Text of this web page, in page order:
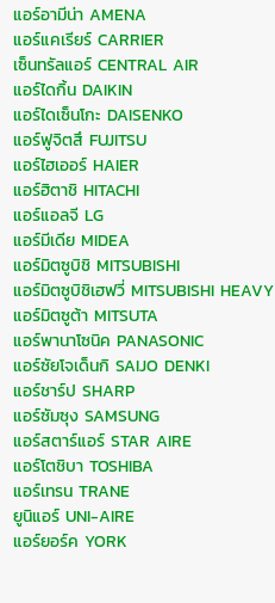
แอร์อามีน่า AMENA
แอร์แคเรียร์ CARRIER
เซ็นทรัลแอร์ CENTRAL AIR
แอร์ไดกิ้น DAIKIN
แอร์ไดเซ็นโกะ DAISENKO
แอร์ฟูจิตสึ FUJITSU
แอร์ไฮเออร์ HAIER
แอร์ฮิตาชิ HITACHI
แอร์แอลจี LG
แอร์มีเดีย MIDEA
แอร์มิตซูบิชิ MITSUBISHI
แอร์มิตซูบิชิเฮฟวี่ MITSUBISHI HEAVY
แอร์มิตซูต้า MITSUTA
แอร์พานาโซนิค PANASONIC
แอร์ซัยโจเด็นกิ SAIJO DENKI
แอร์ชาร์ป SHARP
แอร์ซัมซุง SAMSUNG
แอร์สตาร์แอร์ STAR AIRE
แอร์โตชิบา TOSHIBA
แอร์เทรน TRANE
ยูนิแอร์ UNI-AIRE
แอร์ยอร์ค YORK